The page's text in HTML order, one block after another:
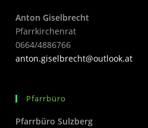
Anton Giselbrecht
Pfarrkirchenrat
0664/4886766
anton.giselbrecht@outlook.at
Pfarrbüro
Pfarrbüro Sulzberg